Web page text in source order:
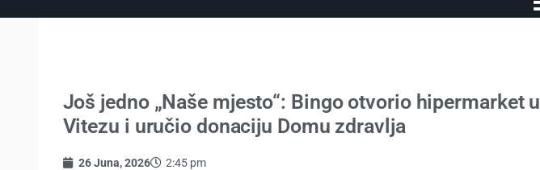
Još jedno „Naše mjesto“: Bingo otvorio hipermarket u
Vitezu i uručio donaciju Domu zdravlja
26 Juna, 2026 2:45 pm